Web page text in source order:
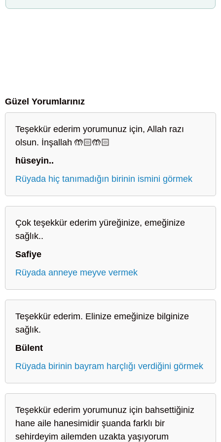
Güzel Yorumlarınız
Teşekkür ederim yorumunuz için, Allah razı
olsun. İnşallah 🤲🏻🤲🏻
hüseyin..
Rüyada hiç tanımadığın birinin ismini görmek
Çok teşekkür ederim yüreğinize, emeğinize
sağlık..
Safiye
Rüyada anneye meyve vermek
Teşekkür ederim. Elinize emeğinize bilginize
sağlık.
Bülent
Rüyada birinin bayram harçlığı verdiğini görmek
Teşekkür ederim yorumunuz için bahsettiğiniz
hane aile hanesimidir şuanda farklı bir
sehirdeyim ailemden uzakta yaşıyorum